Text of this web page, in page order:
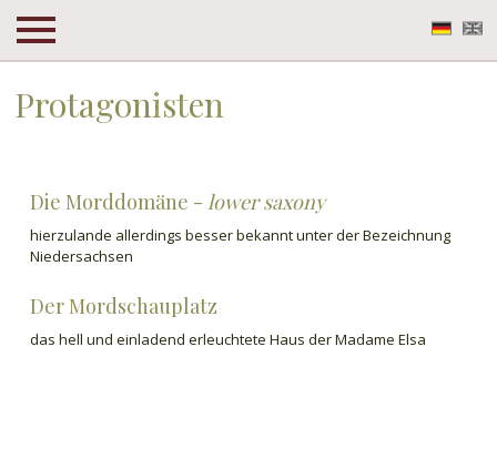
Protagonisten
Protagonisten
Die Morddomäne - lower saxony
hierzulande allerdings besser bekannt unter der Bezeichnung
Niedersachsen
Der Mordschauplatz
das hell und einladend erleuchtete Haus der Madame Elsa